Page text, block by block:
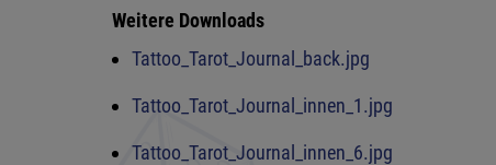
Weitere Downloads
Tattoo_Tarot_Journal_back.jpg
Tattoo_Tarot_Journal_innen_1.jpg
Tattoo_Tarot_Journal_innen_6.jpg